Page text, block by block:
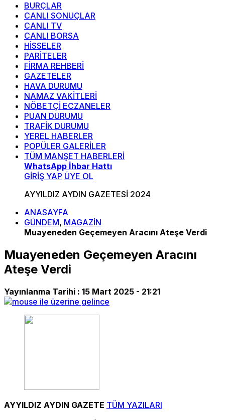
BURÇLAR
CANLI SONUÇLAR
CANLI TV
CANLI BORSA
HİSSELER
PARİTELER
FİRMA REHBERİ
GAZETELER
HAVA DURUMU
NAMAZ VAKİTLERİ
NÖBETÇİ ECZANELER
PUAN DURUMU
TRAFİK DURUMU
YEREL HABERLER
POPÜLER GALERİLER
TÜM MANŞET HABERLERİ
WhatsApp İhbar Hattı
GİRİŞ YAP ÜYE OL
AYYILDIZ AYDIN GAZETESİ 2024
ANASAYFA
GÜNDEM, MAGAZİN
Muayeneden Geçemeyen Aracını Ateşe Verdi
Muayeneden Geçemeyen Aracını
Ateşe Verdi
Yayınlanma Tarihi : 15 Mart 2025 - 21:21
AYYILDIZ AYDIN GAZETE TÜM YAZILARI